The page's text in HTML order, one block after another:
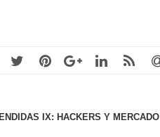
IX: HACKERS Y MERCADO